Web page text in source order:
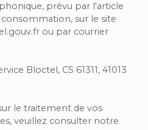
prévu par l'article
consommation, sur le site
ou par courrier
Bloctel, CS 61311, 41013
le traitement de vos
veuillez consulter notre